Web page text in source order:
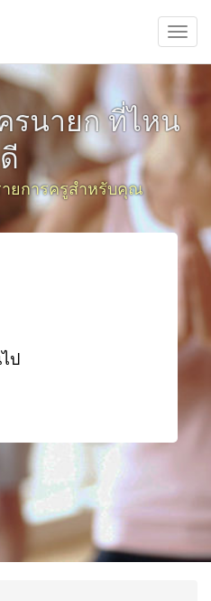
รนายก ที่ไหน
ดี
ยการครูสำหรับคุณ
ป